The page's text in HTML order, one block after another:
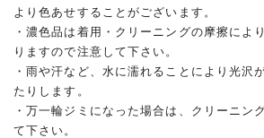
より色あせすることがございます。
・濃色品は着用・クリーニングの摩擦によ
りますので注意して下さい。
・雨や汗など、水に濡れることにより光沢
たりします。
・万一輪ジミになった場合は、クリーニン
て下さい。